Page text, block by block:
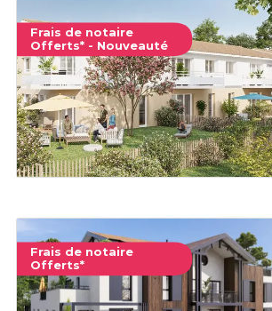
Frais de notaire
Offerts* - Nouveauté
Frais de notaire
Offerts*